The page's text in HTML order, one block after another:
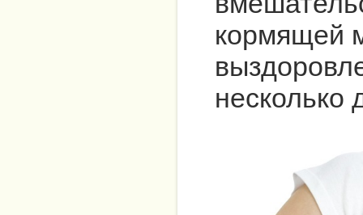
кормящей
несколько